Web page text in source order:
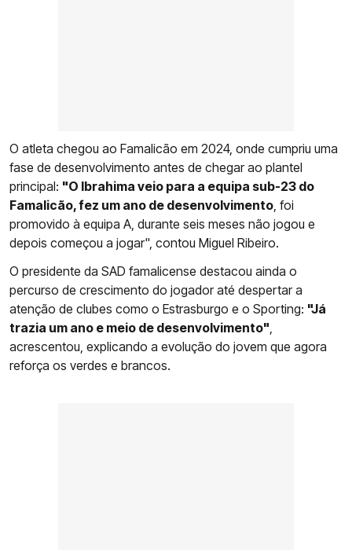
O atleta chegou ao Famalicão em 2024, onde cumpriu uma
fase de desenvolvimento antes de chegar ao plantel
principal: "O Ibrahima veio para a equipa sub-23 do
Famalicão, fez um ano de desenvolvimento , foi
promovido à equipa A, durante seis meses não jogou e
depois começou a jogar", contou Miguel Ribeiro.
O presidente da SAD famalicense destacou ainda o
percurso de crescimento do jogador até despertar a
atenção de clubes como o Estrasburgo e o Sporting: "Já
trazia um ano e meio de desenvolvimento"
acrescentou, explicando a evolução do jovem que agora
reforça os verdes e brancos.